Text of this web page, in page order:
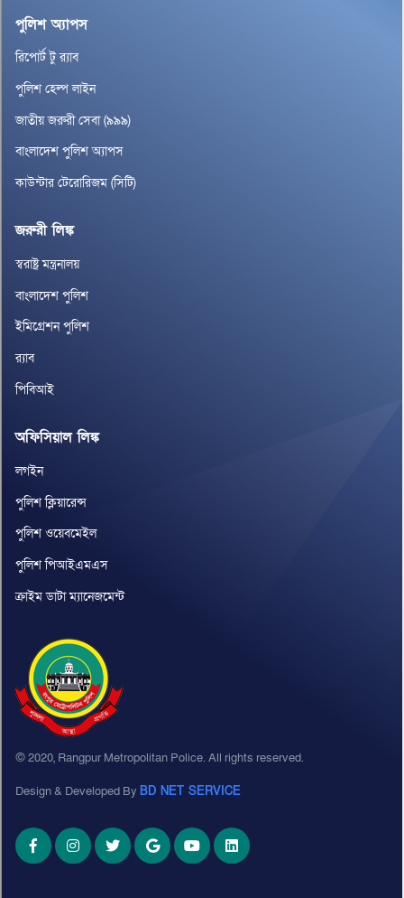
পুলিশ অ্যাপস
রিপোর্ট টু র‌্যাব
পুলিশ হেল্প লাইন
জাতীয় জরুরী সেবা (৯৯৯)
বাংলাদেশ পুলিশ অ্যাপস
কাউন্টার টেরোরিজম (সিটি)
জরুরী লিঙ্ক
স্বরাষ্ট্র মন্ত্রনালয়
বাংলাদেশ পুলিশ
ইমিগ্রেশন পুলিশ
র‌্যাব
পিবিআই
অফিসিয়াল লিঙ্ক
লগইন
পুলিশ ক্লিয়ারেন্স
পুলিশ ওয়েবমেইল
পুলিশ পিআইএমএস
ক্রাইম ডাটা ম্যানেজমেন্ট
© 2020, Rangpur Metropolitan Police. All rights reserved.
Design & Developed By BD NET SERVICE